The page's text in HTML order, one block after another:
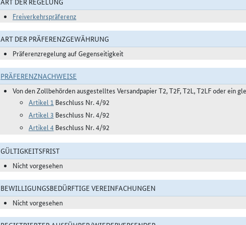
Freiverkehrspräferenz
ART DER PRÄFERENZGEWÄHRUNG
Präferenzregelung auf Gegenseitigkeit
PRÄFERENZNACHWEISE
Von den Zollbehörden ausgestelltes Versandpapier T2, T2F, T2L, T2LF oder ein
Artikel 1 Beschluss Nr. 4/92
Artikel 3 Beschluss Nr. 4/92
Artikel 4 Beschluss Nr. 4/92
GÜLTIGKEITSFRIST
Nicht vorgesehen
BEWILLIGUNGSBEDÜRFTIGE VEREINFACHUNGEN
Nicht vorgesehen